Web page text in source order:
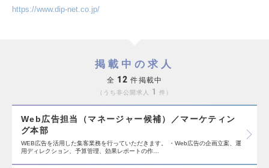
https://www.dip-net.co.jp/
掲載中の求人
全 12 件掲載中
うち非公開求人 1 件
Web広告担当（マネージャー候補）／マーケティン
グ本部
WEB広告を活用した集客業務を行っていただきます。 ・Web広告の企画立案、運
用ディレクション、予算管理、効果レポートの作…